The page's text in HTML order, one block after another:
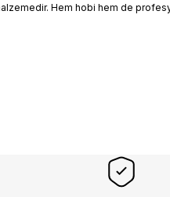
Hem hobi hem de